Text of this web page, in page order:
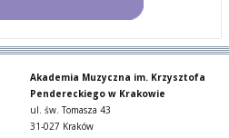
Akademia Muzyczna im. Krzysztofa
Pendereckiego w Krakowie
ul. św. Tomasza 43
31-027 Kraków